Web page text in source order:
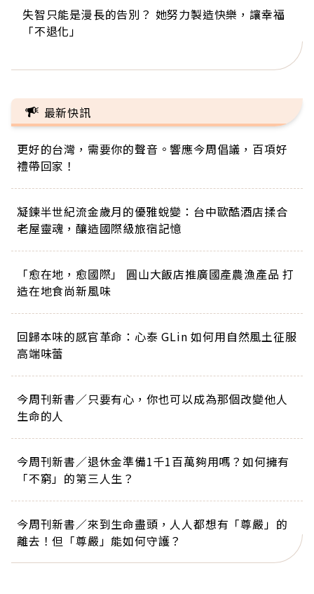
失智只能是漫長的告別？ 她努力製造快樂，讓幸福
「不退化」
來自剛果的巧克力神父 為台灣奉獻36年 「台灣是我
的家，我連作夢都講台語！」
63歲卸矽谷副總、搬回台灣找快樂！「蛋黃哥小
丑」走進安養院，逗樂上萬爺奶：退休後才開始真
104歲打破金氏世界紀錄 成為全球最年長羽球選
手，分享長壽的秘密原來是「這個」
事業巔峰他選擇追夢…黑手阿伯拉小提琴還登上小
巨蛋！連CNN都大讚！
最新快訊
更好的台灣，需要你的聲音。響應今周倡議，百項好
禮帶回家！
凝鍊半世紀流金歲月的優雅蛻變：台中歐酷酒店揉合
老屋靈魂，釀造國際級旅宿記憶
「愈在地，愈國際」 圓山大飯店推廣國產農漁產品 打
造在地食尚新風味
回歸本味的感官革命：心泰 GLin 如何用自然風土征服
高端味蕾
今周刊新書／只要有心，你也可以成為那個改變他人
生命的人
今周刊新書／退休金準備1千1百萬夠用嗎？如何擁有
「不窮」的第三人生？
今周刊新書／來到生命盡頭，人人都想有「尊嚴」的
離去！但「尊嚴」能如何守護？